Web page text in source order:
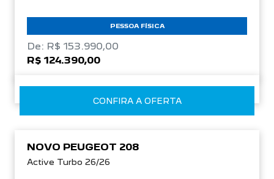
PESSOA FÍSICA
De: R$ 153.990,00
R$ 124.390,00
CONFIRA A OFERTA
NOVO PEUGEOT 208
Active Turbo 26/26